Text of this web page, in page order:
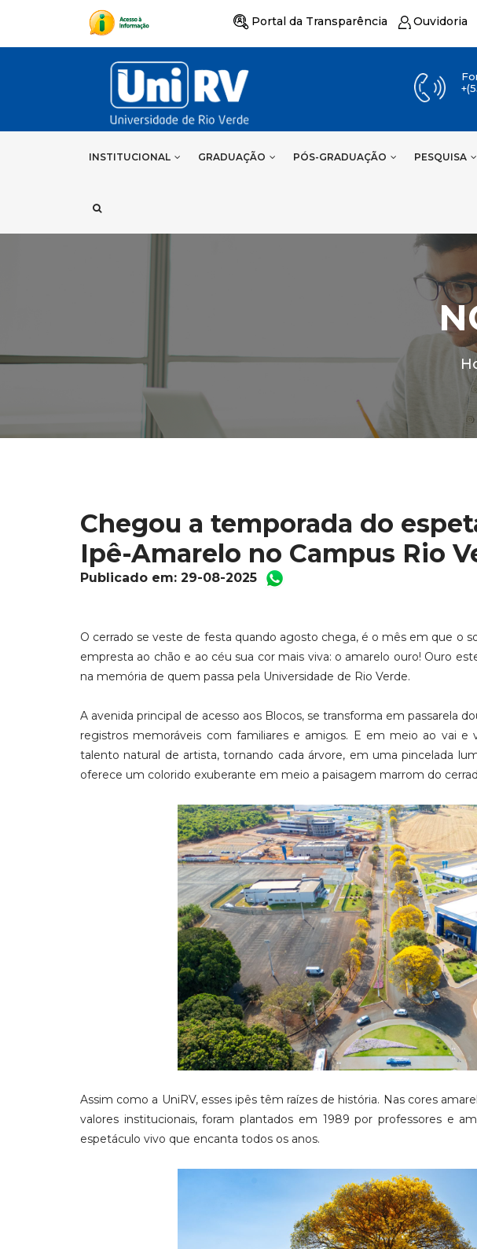
Portal da Transparência Ouvidoria
INSTITUCIONAL GRADUAÇÃO PÓS-GRADUAÇÃO PESQUISA
Chegou a temporada do
Ipê-Amarelo no Campus Rio
Publicado em: 29-08-2025
O cerrado se veste de festa quando agosto chega, é o mês em que o
empresta ao chão e ao céu sua cor mais viva: o amarelo ouro! Ouro
na memória de quem passa pela Universidade de Rio Verde.
A avenida principal de acesso aos Blocos, se transforma em passarela
registros memoráveis com familiares e amigos. E em meio ao vai e
talento natural de artista, tornando cada árvore, em uma pincelada
oferece um colorido exuberante em meio a paisagem marrom do
Assim como a UniRV, esses ipês têm raízes de história. Nas cores
valores institucionais, foram plantados em 1989 por professores e
espetáculo vivo que encanta todos os anos.